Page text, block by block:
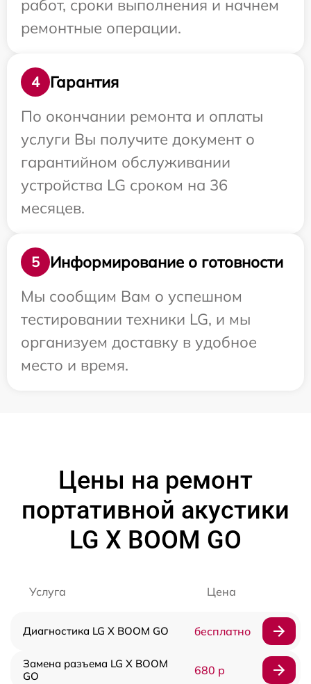
работ, сроки выполнения и начнем
ремонтные операции.
4
Гарантия
По окончании ремонта и оплаты
услуги Вы получите документ о
гарантийном обслуживании
устройства LG сроком на 36
месяцев.
5
Информирование о готовности
Мы сообщим Вам о успешном
тестировании техники LG, и мы
организуем доставку в удобное
место и время.
Цены на ремонт
портативной акустики
LG X BOOM GO
Услуга Цена
Диагностика LG X BOOM GO бесплатно
Замена разъема LG X BOOM
GO
680 р